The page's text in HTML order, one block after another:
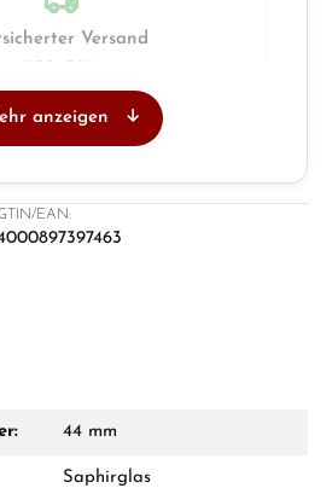
Versand
in Solingen
Damon Reiners
anzeigen
EAN:
44 mm
Saphirglas